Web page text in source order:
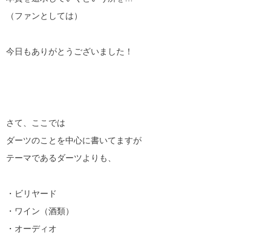
（ファンとしては）
今日もありがとうございました！
さて、ここでは
ダーツのことを中心に書いてますが
テーマであるダーツよりも、
・ビリヤード
・ワイン（酒類）
・オーディオ